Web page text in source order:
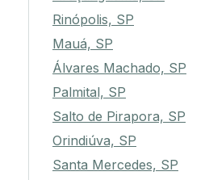
Rinópolis, SP
Mauá, SP
Álvares Machado, SP
Palmital, SP
Salto de Pirapora, SP
Orindiúva, SP
Santa Mercedes, SP